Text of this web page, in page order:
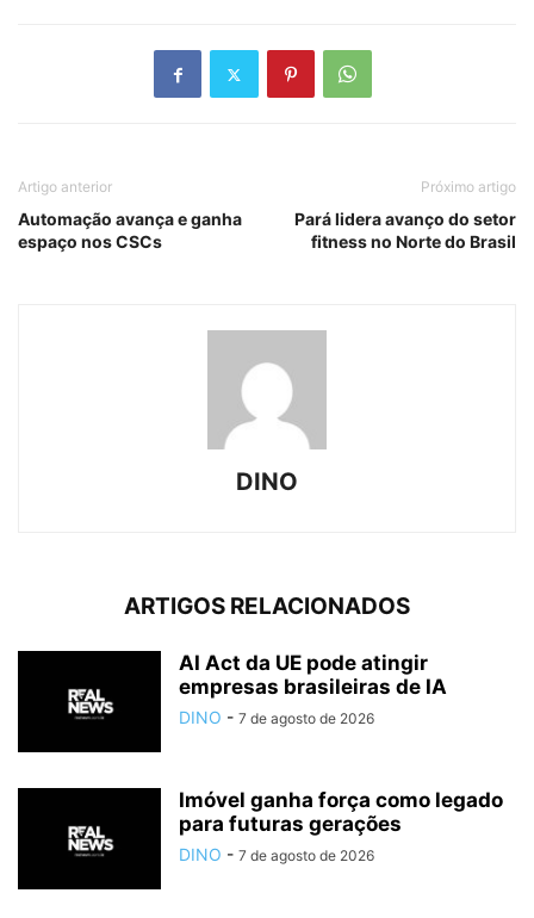
Artigo anterior
Automação avança e ganha
espaço nos CSCs
Próximo artigo
Pará lidera avanço do setor
fitness no Norte do Brasil
DINO
ARTIGOS RELACIONADOS
AI Act da UE pode atingir
empresas brasileiras de IA
DINO - 7 de agosto de 2026
Imóvel ganha força como legado
para futuras gerações
DINO - 7 de agosto de 2026